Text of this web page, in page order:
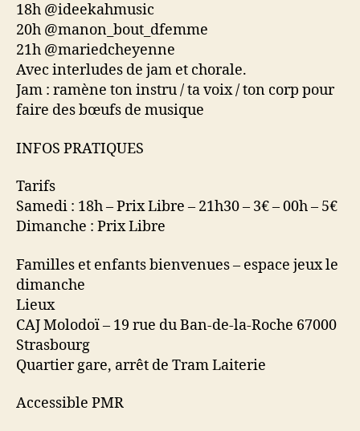
18h @ideekahmusic
20h @manon_bout_dfemme
21h @mariedcheyenne
Avec interludes de jam et chorale.
Jam : ramène ton instru / ta voix / ton corp pour
faire des bœufs de musique
INFOS PRATIQUES
Tarifs
Samedi : 18h – Prix Libre – 21h30 – 3€ – 00h – 5€
Dimanche : Prix Libre
Familles et enfants bienvenues – espace jeux le
dimanche
Lieux
CAJ Molodoï – 19 rue du Ban-de-la-Roche 67000
Strasbourg
Quartier gare, arrêt de Tram Laiterie
Accessible PMR